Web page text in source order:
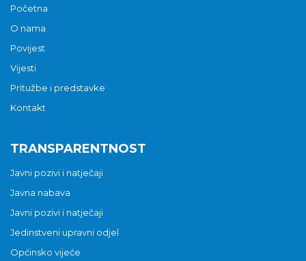
Početna
O nama
Povijest
Vijesti
Pritužbe i predstavke
Kontakt
TRANSPARENTNOST
Javni pozivi i natječaji
Javna nabava
Javni pozivi i natječaji
Jedinstveni upravni odjel
Općinsko vijeće